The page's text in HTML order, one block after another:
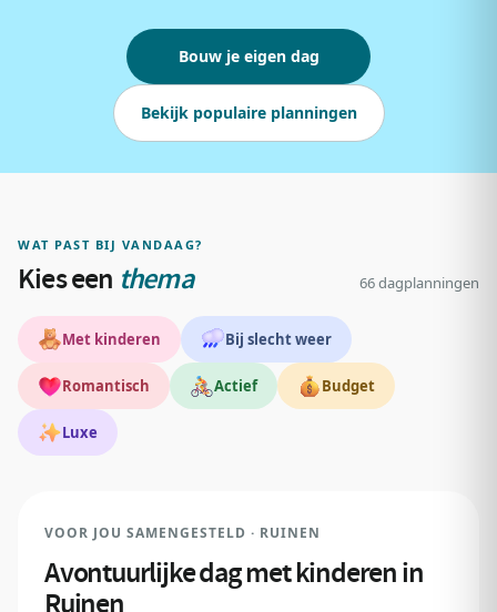
Bouw je eigen dag
Bekijk populaire planningen
WAT PAST BIJ VANDAAG?
Kies een thema 66 dagplanningen
Met kinderen Bij slecht weer
Romantisch Actief Budget
Luxe
REDACTIEKEUZE
VOOR JOU SAMENGESTELD · RUINEN
Avontuurlijke dag met kinderen in
Ruinen